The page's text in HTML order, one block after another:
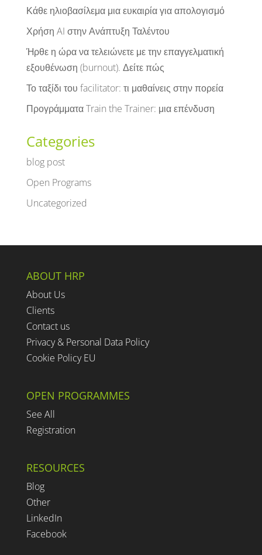
Κάθε ηλιοβασίλεμα μια ευκαιρία για απολογισμό
Χρήση AI στην Ανάπτυξη Ταλέντου
Ήρθε η ώρα να τελειώνετε με την επαγγελματική
εξουθένωση (burnout). Δείτε πώς
Το ταξίδι του facilitator: τι μαθαίνεις στην πορεία
Προγράμματα Train the Trainer: μια επένδυση
Categories
blog post
Open Programs
Uncategorized
ABOUT HRP
About Us
Clients
Contact us
Privacy & Personal Data Policy
Cookie Policy EU
OPEN PROGRAMMES
See All
Registration
RESOURCES
Blog
Other
LinkedIn
Facebook